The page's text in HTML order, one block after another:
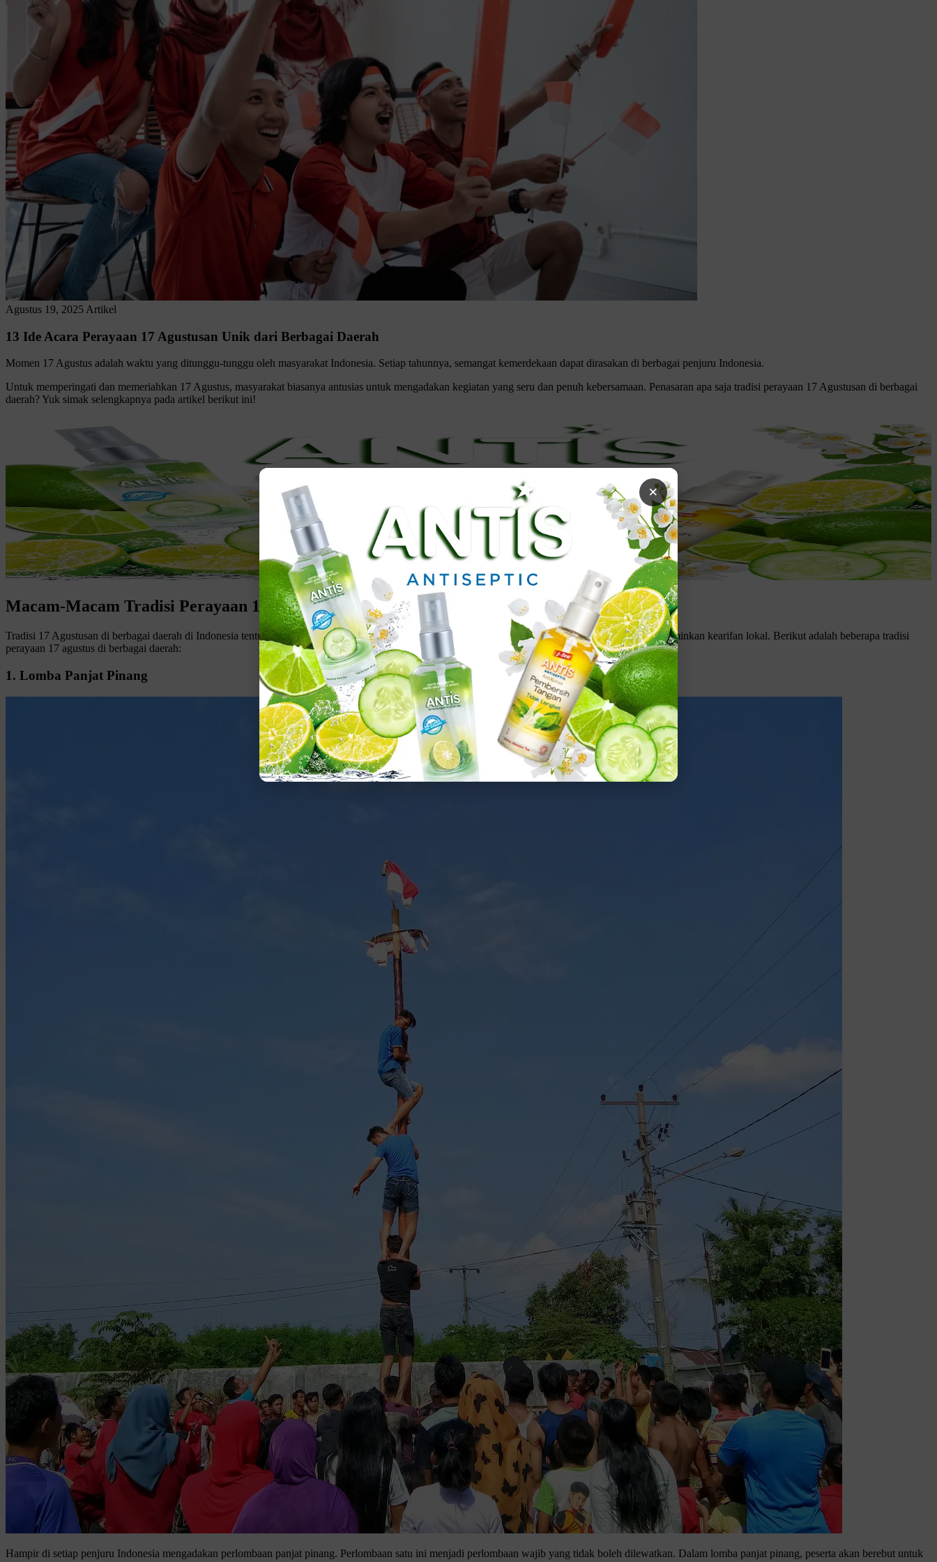
Agustus 19, 2025 Artikel
13 Ide Acara Perayaan 17 Agustusan Unik dari Berbagai Daerah
Momen 17 Agustus adalah waktu yang ditunggu-tunggu oleh masyarakat Indonesia. Setiap tahunnya, semangat kemerdekaan dapat dirasakan di berbagai penjuru Indonesia.
Untuk memperingati dan memeriahkan 17 Agustus, masyarakat biasanya antusias untuk mengadakan kegiatan yang seru dan penuh kebersamaan. Penasaran apa saja tradisi perayaan 17 Agustusan di berbagai
daerah? Yuk simak selengkapnya pada artikel berikut ini!
×
Macam-Macam Tradisi Perayaan 17 Agustusan di Berbagai Daerah
Tradisi 17 Agustusan di berbagai daerah di Indonesia tentunya berbeda-beda. Setiap daerah memiliki ciri khasnya masing-masing yang unik dan mencerminkan kearifan lokal. Berikut adalah beberapa tradisi
perayaan 17 agustus di berbagai daerah:
1. Lomba Panjat Pinang
Hampir di setiap penjuru Indonesia mengadakan perlombaan panjat pinang. Perlombaan satu ini menjadi perlombaan wajib yang tidak boleh dilewatkan. Dalam lomba panjat pinang, peserta akan berebut untuk